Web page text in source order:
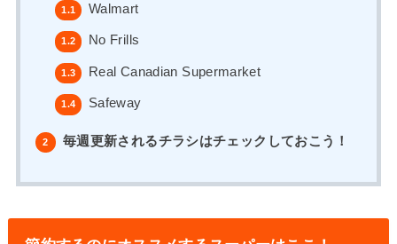
1.1 Walmart
1.2 No Frills
1.3 Real Canadian Supermarket
1.4 Safeway
2 毎週更新されるチラシはチェックしておこう！